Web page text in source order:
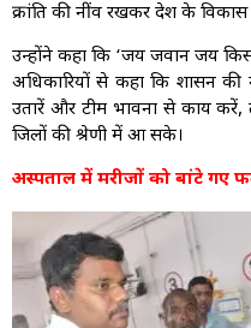
क्रांति की नींव रखकर देश के विकास
उन्होंने कहा कि ‘जय जवान जय
अधिकारियों से कहा कि शासन
उतारें और टीम भावना से कार्य करें,
जिलों की श्रेणी में आ सके।
अस्पताल में मरीजों को बांटे गए